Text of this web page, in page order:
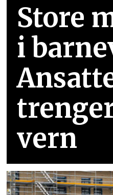
Store
i
vern